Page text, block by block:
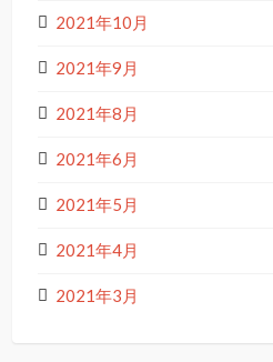
2021年10月
2021年9月
2021年8月
2021年6月
2021年5月
2021年4月
2021年3月